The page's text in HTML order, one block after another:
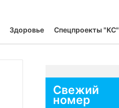
Здоровье Спецпроекты "КС"
Свежий
номер